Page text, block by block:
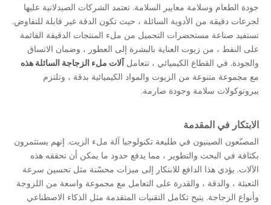
جودة الطعام وسلامة معايير السلامة. تعتمد الشركات الصيدلانية عليها
لجرعات دقيقة من الأدوية السائلة ، حيث تكون الدقة غير قابلة للتفاوض.
تستفيد صناعة مستحضرات التجميل من ملء المنتجات الدقيقة القائمة
على النفط ، من زيوت العناية بالبشرة إلى العطور ، وضمان الاتساق
والجودة. في القطاع الكيميائي ، تتعاملآلات ملء الزجاجة السائلة هذه
مع مجموعة متنوعة من الزيوت والمواد الكيميائية بدقة ، وتلتزم
ببروتوكولات سلامة وجودة صارمة.
الابتكار في المقدمة
المصنّعون الصينيون في طليعة تكنولوجيا آلة ملء الزيت. إنهم يستثمرون
بكثافة في البحث والتطوير ، مما يدفع حدود ما يمكن أن تحققه هذه
الآلات. يؤدي هذا الدافع للابتكار إلى ميزات محسّنة مثل تحسين سرعة
التعبئة ، والدقة ، والقدرة على التعامل مع مجموعة واسعة من اللزوجة
وأنواع الزجاجة. يتيح تكامل التقنيات المتقدمة مثل الذكاء الاصطناعي